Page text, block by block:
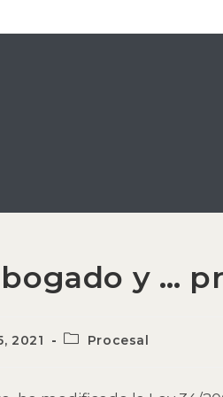
y …
2021
Categoría
Procesal